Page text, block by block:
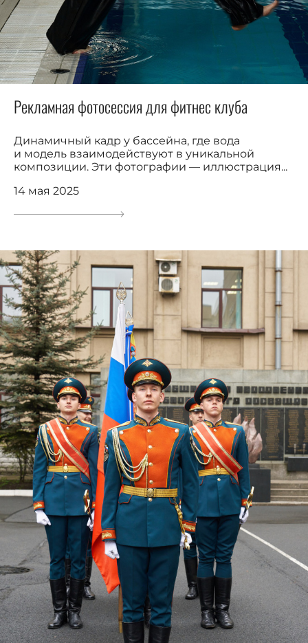
Рекламная фотосессия для фитнес клуба
Динамичный кадр у бассейна, где вода
и модель взаимодействуют в уникальной
композиции. Эти фотографии — иллюстрация...
14 мая 2025